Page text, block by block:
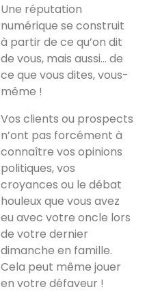
Une réputation
numérique se construit
à partir de ce qu’on dit
de vous, mais aussi… de
ce que vous dites, vous-
même !
Vos clients ou prospects
n’ont pas forcément à
connaître vos opinions
politiques, vos
croyances ou le débat
houleux que vous avez
eu avec votre oncle lors
de votre dernier
dimanche en famille.
Cela peut même jouer
en votre défaveur !